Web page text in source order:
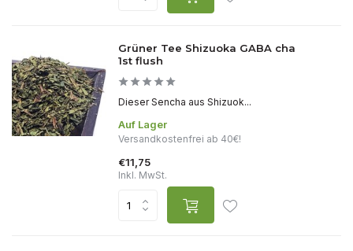
Grüner Tee Shizuoka GABA cha
1st flush
Dieser Sencha aus Shizuok...
Auf Lager
Versandkostenfrei ab 40€!
€11,75
Inkl. MwSt.